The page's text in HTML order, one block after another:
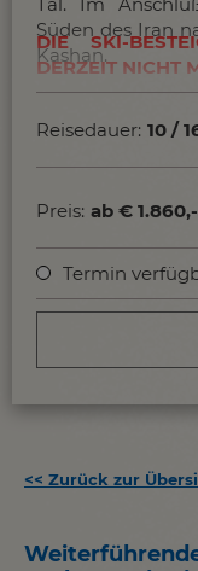
Weitere
Süden des Iran
Kashan.
DIE SKI-
DERZEIT NICHT
Reisedauer: 10 /
Preis: ab € 1.860,-
Termin
<< Zurück zur